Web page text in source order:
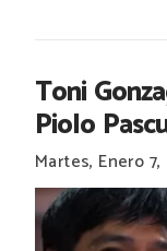
Toni
Piolo
Martes, Enero